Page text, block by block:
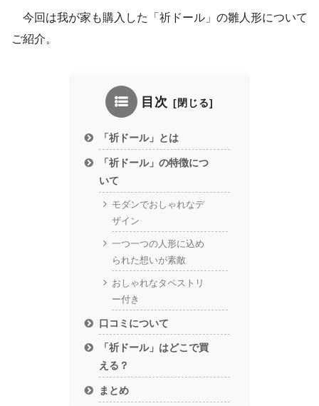
今回は我が家も購入した「祈ドール」の雛人形について
ご紹介。
目次
「祈ドール」とは
「祈ドール」の特徴につ
いて
モダンでおしゃれなデ
ザイン
一つ一つの人形に込め
られた想いが素敵
おしゃれなタペストリ
ー付き
口コミについて
「祈ドール」はどこで買
える？
まとめ